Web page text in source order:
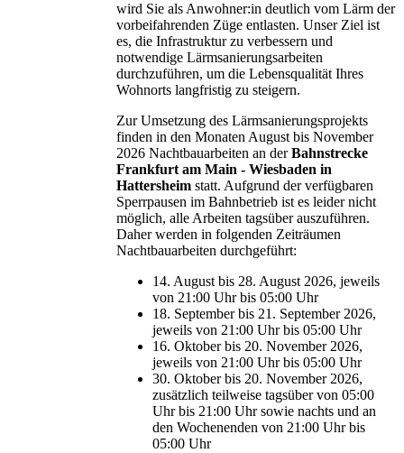
wird Sie als Anwohner:in deutlich vom Lärm der
vorbeifahrenden Züge entlasten. Unser Ziel ist
es, die Infrastruktur zu verbessern und
notwendige Lärmsanierungsarbeiten
durchzuführen, um die Lebensqualität Ihres
Wohnorts langfristig zu steigern.
Zur Umsetzung des Lärmsanierungsprojekts
finden in den Monaten August bis November
2026 Nachtbauarbeiten an derBahnstrecke
Frankfurt am Main - Wiesbaden in
Hattersheimstatt. Aufgrund der verfügbaren
Sperrpausen im Bahnbetrieb ist es leider nicht
möglich, alle Arbeiten tagsüber auszuführen.
Daher werden in folgenden Zeiträumen
Nachtbauarbeiten durchgeführt:
14. August bis 28. August 2026, jeweils
von 21:00 Uhr bis 05:00 Uhr
18. September bis 21. September 2026,
jeweils von 21:00 Uhr bis 05:00 Uhr
16. Oktober bis 20. November 2026,
jeweils von 21:00 Uhr bis 05:00 Uhr
30. Oktober bis 20. November 2026,
zusätzlich teilweise tagsüber von 05:00
Uhr bis 21:00 Uhr sowie nachts und an
den Wochenenden von 21:00 Uhr bis
05:00 Uhr